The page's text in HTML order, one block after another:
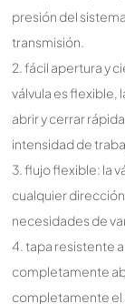
presión del
transmisión.
2. fácil apertura y
válvula es flexible,
abrir y cerrar
intensidad de
3. flujo flexible: la
cualquier
necesidades de
4. tapa resistente
completamente
completamente el